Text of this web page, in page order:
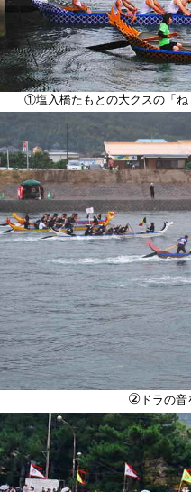
①塩入橋たもとの大クスの「ね
②ドラの音